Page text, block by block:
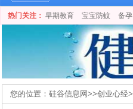
热门关注： 早期教育 宝宝防蚊 备孕
您的位置： 硅谷信息网>>创业心经>